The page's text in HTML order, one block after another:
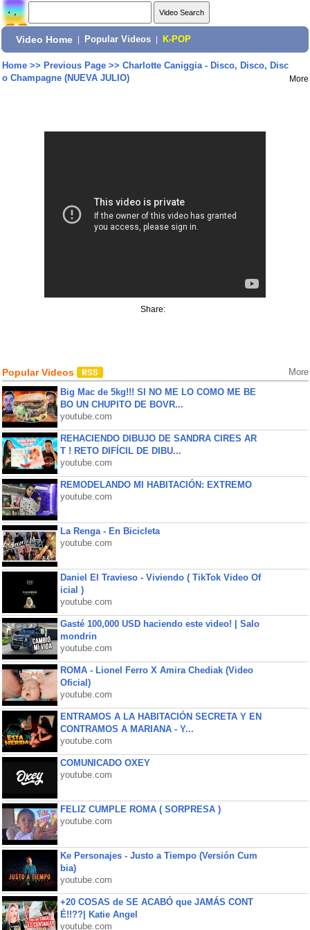
Video Home Popular Videos K-POP
Home>> Previous Page>> Charlotte Caniggia - Disco, Disco, Disc
o Champagne (NUEVA JULIO)
More
Share:
Popular Videos More
Big Mac de 5kg!!! SI NO ME LO COMO ME BE
BO UN CHUPITO DE BOVR...
youtube.com
REHACIENDO DIBUJO DE SANDRA CIRES AR
T ! RETO DIFÍCIL DE DIBU...
youtube.com
REMODELANDO MI HABITACIÓN: EXTREMO
youtube.com
La Renga - En Bicicleta
youtube.com
Daniel El Travieso - Viviendo ( TikTok Video Of
icial )
youtube.com
Gasté 100,000 USD haciendo este video! | Salo
mondrin
youtube.com
ROMA - Lionel Ferro X Amira Chediak (Video
Oficial)
youtube.com
ENTRAMOS A LA HABITACIÓN SECRETA Y EN
CONTRAMOS A MARIANA - Y...
youtube.com
COMUNICADO OXEY
youtube.com
FELIZ CUMPLE ROMA ( SORPRESA )
youtube.com
Ke Personajes - Justo a Tiempo (Versión Cum
bia)
youtube.com
+20 COSAS de SE ACABÓ que JAMÁS CONT
É!!??| Katie Angel
youtube.com